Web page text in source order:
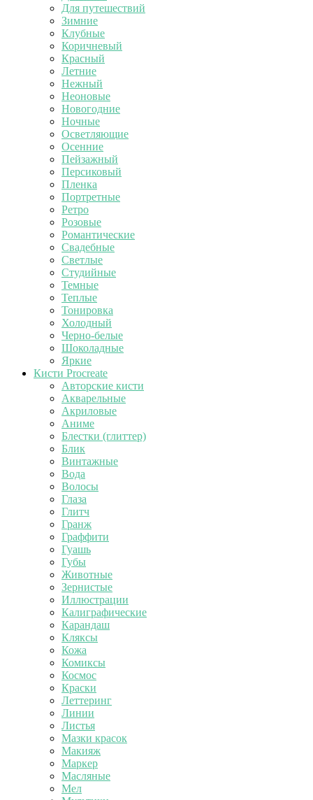
Для путешествий
Зимние
Клубные
Коричневый
Красный
Летние
Нежный
Неоновые
Новогодние
Ночные
Осветляющие
Осенние
Пейзажный
Персиковый
Пленка
Портретные
Ретро
Розовые
Романтические
Свадебные
Светлые
Студийные
Темные
Теплые
Тонировка
Холодный
Черно-белые
Шоколадные
Яркие
Кисти Procreate
Авторские кисти
Акварельные
Акриловые
Аниме
Блестки (глиттер)
Блик
Винтажные
Вода
Волосы
Глаза
Глитч
Гранж
Граффити
Гуашь
Губы
Животные
Зернистые
Иллюстрации
Калиграфические
Карандаш
Кляксы
Кожа
Комиксы
Космос
Краски
Леттеринг
Линии
Листья
Мазки красок
Макияж
Маркер
Масляные
Мел